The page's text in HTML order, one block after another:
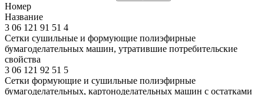
Номер
Название
3 06 121 91 51 4
Сетки сушильные и формующие полиэфирные
бумагоделательных машин, утратившие потребительские
свойства
3 06 121 92 51 5
Сетки формующие и сушильные полиэфирные
бумагоделательных, картоноделательных машин с остатками